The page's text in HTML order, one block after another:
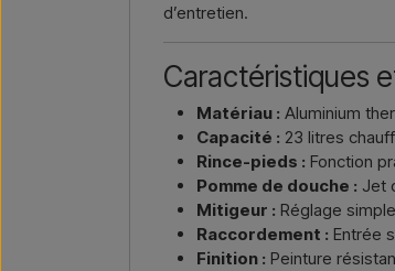
d’entretien.
Caractéristiques
Matériau : Aluminium
Capacité : 23 litres
Rince-pieds : Fonction
Pomme de douche : Jet
Mitigeur : Réglage
Raccordement : Entrée
Finition : Peinture